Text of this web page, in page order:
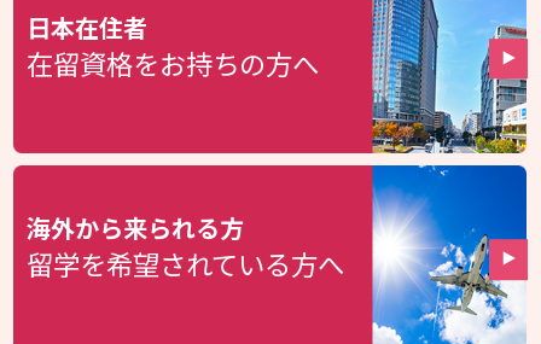
日本在住者
在留資格をお持ちの方へ
海外から来られる方
留学を希望されている方へ